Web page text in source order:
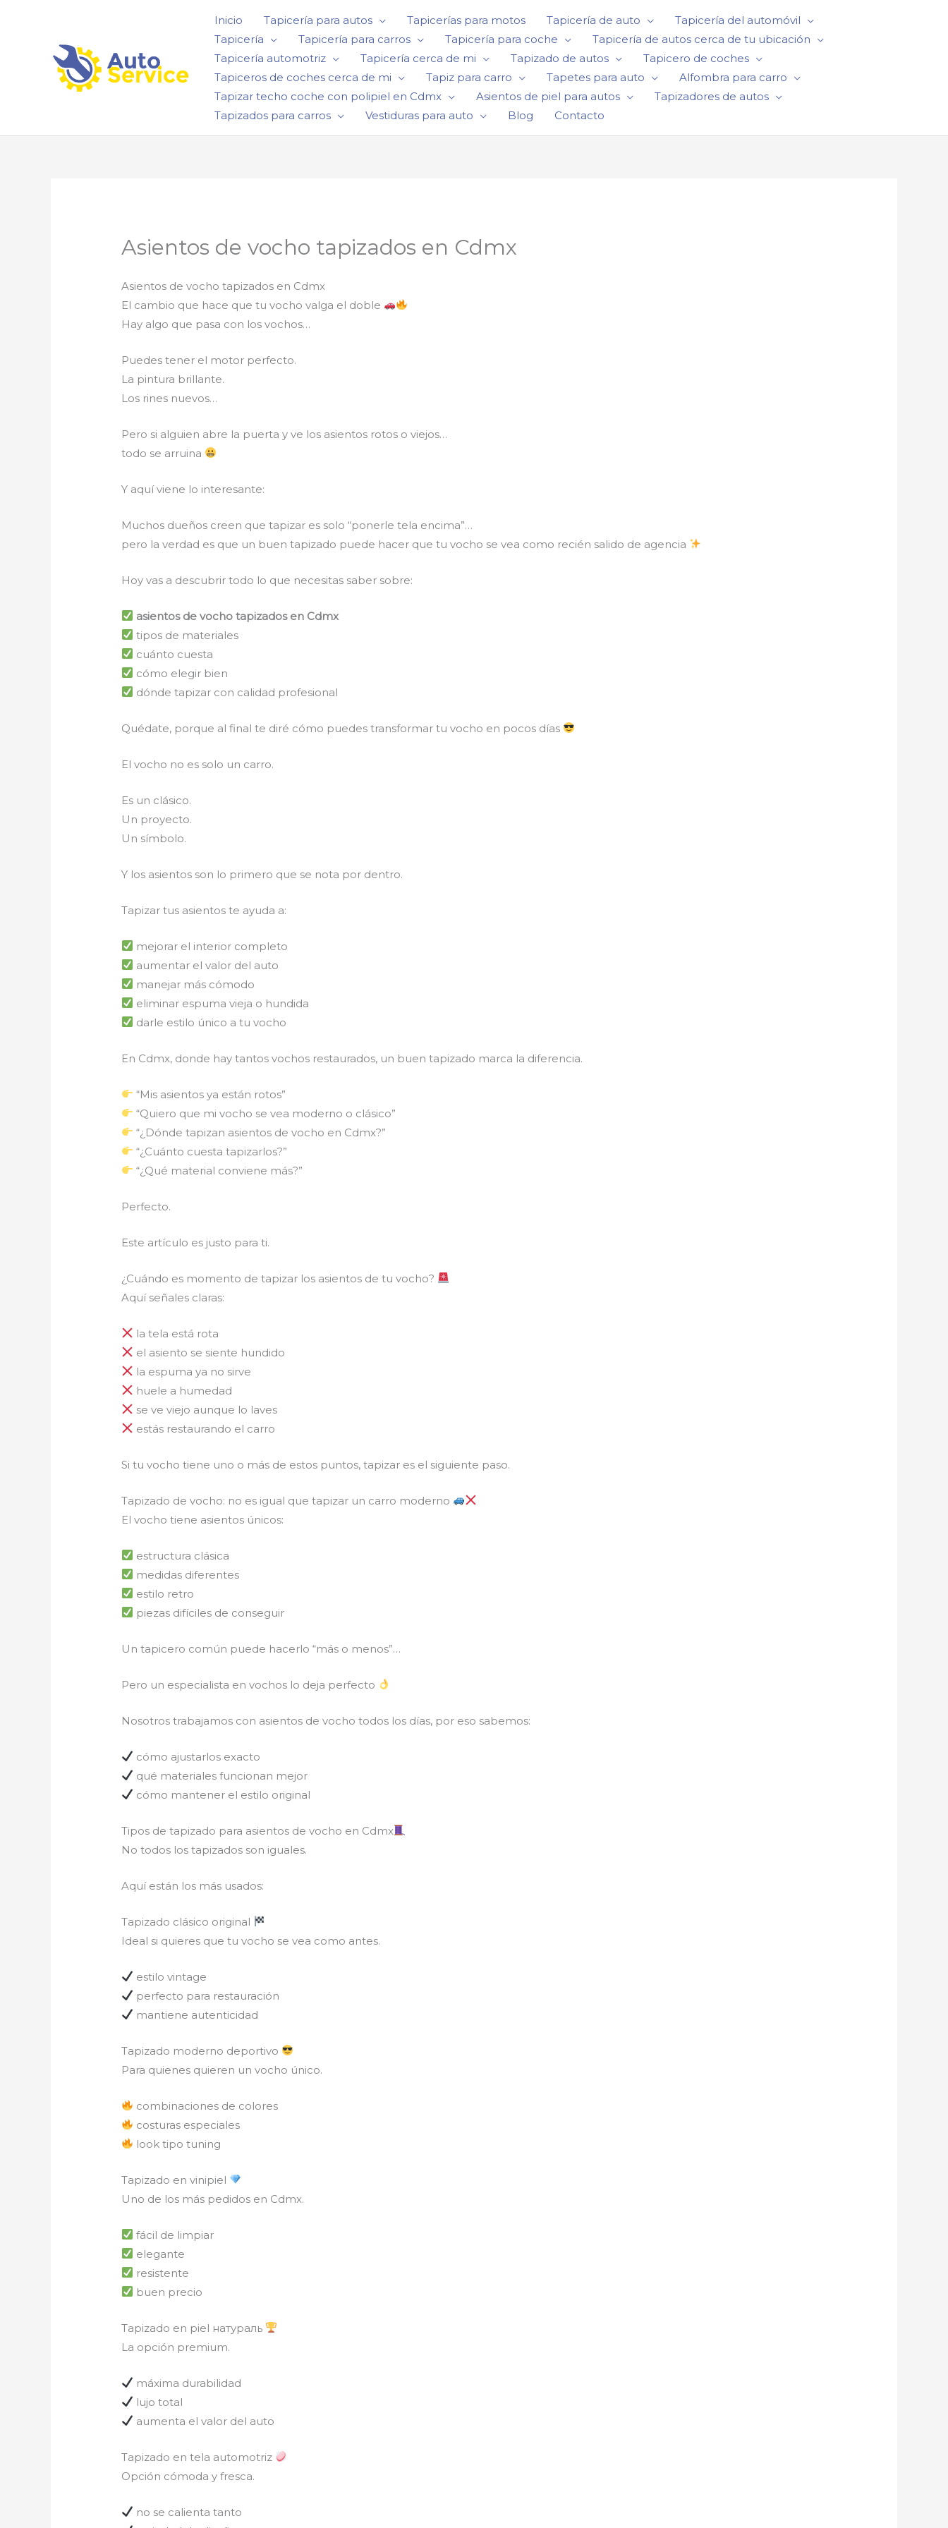
Inicio Tapicería para autos Tapicerías para motos Tapicería de auto
Tapicería del automóvil
Tapicería
Tapicería para carros Tapicería para coche
Tapicería de autos cerca de tu ubicación
Tapicería automotriz
Tapicería cerca de mi Tapizado de autos
Tapicero de coches
Tapiceros de coches cerca de mi
Tapiz para carro Tapetes para auto
Alfombra para carro
Tapizar techo coche con polipiel en Cdmx
Asientos de piel para autos
Tapizadores de autos
Tapizados para carros
Vestiduras para auto Blog Contacto
Asientos de vocho tapizados en Cdmx
Asientos de vocho tapizados en Cdmx
El cambio que hace que tu vocho valga el doble
Hay algo que pasa con los vochos…
Puedes tener el motor perfecto.
La pintura brillante.
Los rines nuevos…
Pero si alguien abre la puerta y ve los asientos rotos o viejos…
todo se arruina
Y aquí viene lo interesante:
Muchos dueños creen que tapizar es solo “ponerle tela encima”…
pero la verdad es que un buen tapizado puede hacer que tu vocho se vea como recién salido de agencia
Hoy vas a descubrir todo lo que necesitas saber sobre:
asientos de vocho tapizados en Cdmx
tipos de materiales
cuánto cuesta
cómo elegir bien
dónde tapizar con calidad profesional
Quédate, porque al final te diré cómo puedes transformar tu vocho en pocos días
El vocho no es solo un carro.
Es un clásico.
Un proyecto.
Un símbolo.
Y los asientos son lo primero que se nota por dentro.
Tapizar tus asientos te ayuda a:
mejorar el interior completo
aumentar el valor del auto
manejar más cómodo
eliminar espuma vieja o hundida
darle estilo único a tu vocho
En Cdmx, donde hay tantos vochos restaurados, un buen tapizado marca la diferencia.
“Mis asientos ya están rotos”
“Quiero que mi vocho se vea moderno o clásico”
“¿Dónde tapizan asientos de vocho en Cdmx?”
“¿Cuánto cuesta tapizarlos?”
“¿Qué material conviene más?”
Perfecto.
Este artículo es justo para ti.
¿Cuándo es momento de tapizar los asientos de tu vocho?
Aquí señales claras:
la tela está rota
el asiento se siente hundido
la espuma ya no sirve
huele a humedad
se ve viejo aunque lo laves
estás restaurando el carro
Si tu vocho tiene uno o más de estos puntos, tapizar es el siguiente paso.
Tapizado de vocho: no es igual que tapizar un carro moderno
El vocho tiene asientos únicos:
estructura clásica
medidas diferentes
estilo retro
piezas difíciles de conseguir
Un tapicero común puede hacerlo “más o menos”…
Pero un especialista en vochos lo deja perfecto
Nosotros trabajamos con asientos de vocho todos los días, por eso sabemos:
cómo ajustarlos exacto
qué materiales funcionan mejor
cómo mantener el estilo original
Tipos de tapizado para asientos de vocho en Cdmx
No todos los tapizados son iguales.
Aquí están los más usados:
Tapizado clásico original
Ideal si quieres que tu vocho se vea como antes.
estilo vintage
perfecto para restauración
mantiene autenticidad
Tapizado moderno deportivo
Para quienes quieren un vocho único.
combinaciones de colores
costuras especiales
look tipo tuning
Tapizado en vinipiel
Uno de los más pedidos en Cdmx.
fácil de limpiar
elegante
resistente
buen precio
Tapizado en piel натураль
La opción premium.
máxima durabilidad
lujo total
aumenta el valor del auto
Tapizado en tela automotriz
Opción cómoda y fresca.
no se calienta tanto